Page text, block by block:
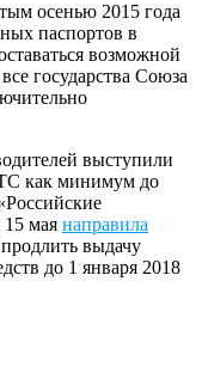
осенью 2015 года
паспортов в
возможной
государства Союза
выступили
как минимум до
мая направила
выдачу
до 1 января 2018